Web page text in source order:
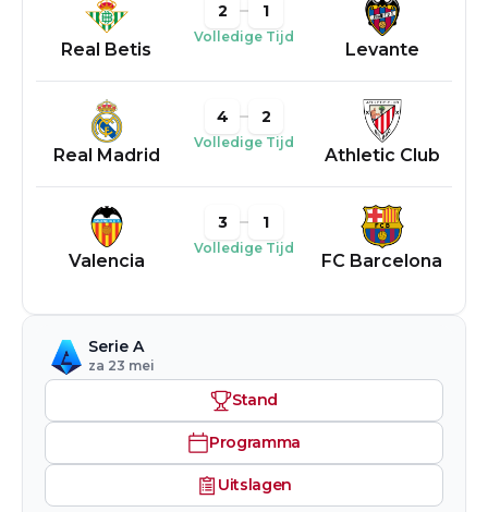
Real Betis
2 1
Volledige Tijd
Levante
Real Madrid
4 2
Volledige Tijd
Athletic Club
Valencia
3 1
Volledige Tijd
FC Barcelona
Serie A
za 23 mei
Stand
Programma
Uitslagen